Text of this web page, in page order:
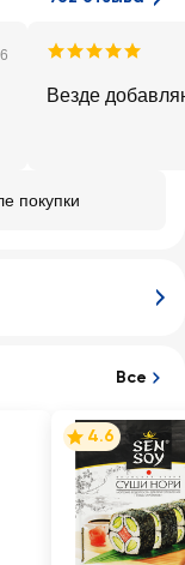
Везде
покупки
Все
4.6